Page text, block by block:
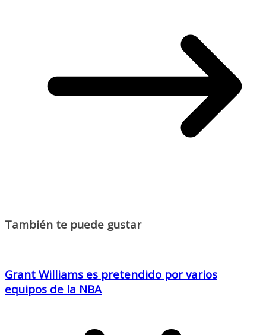
También te puede gustar
Grant Williams es pretendido por varios
equipos de la NBA